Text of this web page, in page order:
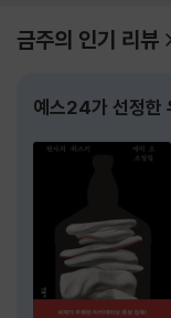
금주의 인기 리뷰
예스24가 선정한